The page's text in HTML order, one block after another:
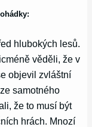
hlubokých lesů.
věděli, že v
objevil zvláštní
samotného
že to musí být
hrách. Mnozí